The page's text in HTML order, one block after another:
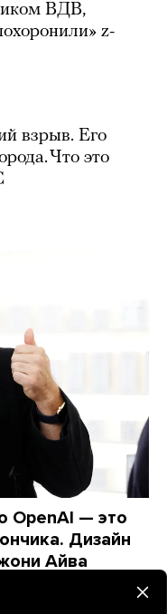
ВДВ,
z-
взрыв. Его
Что это
OpenAI — это
Дизайн
Айва
гаджете